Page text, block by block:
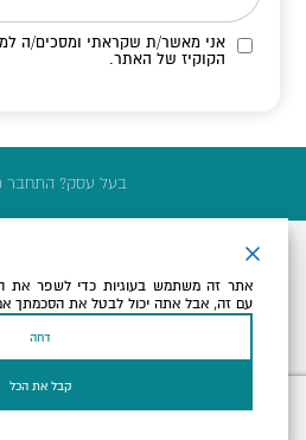
אני מאשר/ת שקראתי ומסכים/ה
הקוקיז של האתר.
בעל עסק? התחבר
כל הזכויות שמורות
אתר זה משתמש בעוגיות כדי לשפר את
עם זה, אבל אתה יכול לבטל את הסכמתך
דחה
קבל את הכל